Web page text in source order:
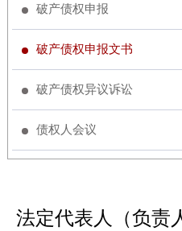
破产债权申报
破产债权申报文书
破产债权异议诉讼
债权人会议
法定代表人（负责